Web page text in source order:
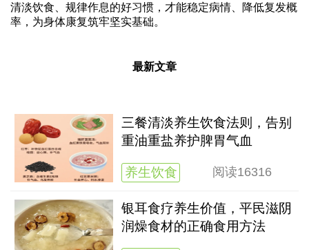
清淡饮食、规律作息的好习惯，才能稳定病情、降低复发概
率，为身体康复筑牢坚实基础。
最新文章
三餐清淡养生饮食法则，告别
重油重盐养护脾胃气血
养生饮食 阅读16316
银耳食疗养生价值，平民滋阴
润燥食材的正确食用方法